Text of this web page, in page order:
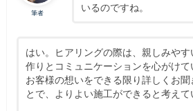
筆者
いるのですね。
はい。ヒアリングの際は、親しみやす
作りとコミュニケーションを心がけて
お客様の想いをできる限り詳しくお聞
とで、よりよい施工ができると考えて